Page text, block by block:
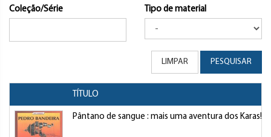
Coleção/Série Tipo de material
LIMPAR PESQUISAR
TÍTULO
Pântano de sangue : mais uma aventura dos Karas!